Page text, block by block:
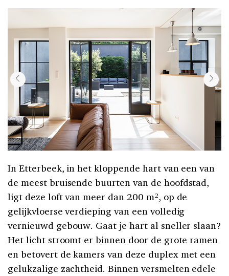
In Etterbeek, in het kloppende hart van een van
de meest bruisende buurten van de hoofdstad,
ligt deze loft van meer dan 200 m², op de
gelijkvloerse verdieping van een volledig
vernieuwd gebouw. Gaat je hart al sneller slaan?
Het licht stroomt er binnen door de grote ramen
en betovert de kamers van deze duplex met een
gelukzalige zachtheid. Binnen versmelten edele